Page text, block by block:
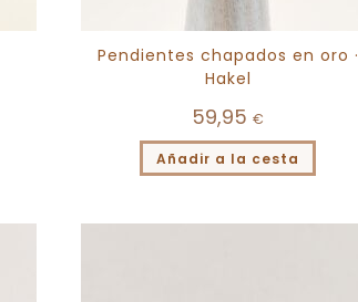
Pendientes chapados en oro ·
Hakel
59,95 €
Añadir a la cesta